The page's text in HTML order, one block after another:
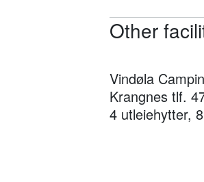
Other
Vindøla
Krangnes tlf.
4 utleiehytter,